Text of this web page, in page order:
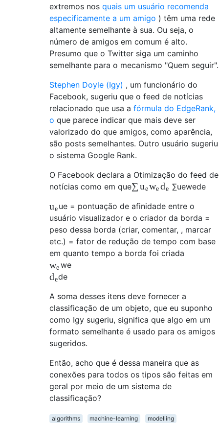
extremos nos quais um usuário recomenda
especificamente a um amigo ) têm uma rede
altamente semelhante à sua. Ou seja, o
número de amigos em comum é alto.
Presumo que o Twitter siga um caminho
semelhante para o mecanismo "Quem seguir".
Stephen Doyle (Igy) , um funcionário do
Facebook, sugeriu que o feed de notícias
relacionado que usa a fórmula do EdgeRank,
o que parece indicar que mais deve ser
valorizado do que amigos, como aparência,
são posts semelhantes. Outro usuário sugeriu
o sistema Google Rank.
O Facebook declara a Otimização do feed de
notícias como em que∑ uewe de ∑uewede
ue ue = pontuação de afinidade entre o
usuário visualizador e o criador da borda =
peso dessa borda (criar, comentar, , marcar
etc.) = fator de redução de tempo com base
em quanto tempo a borda foi criada
we we
dede
A soma desses itens deve fornecer a
classificação de um objeto, que eu suponho
como Igy sugeriu, significa que algo em um
formato semelhante é usado para os amigos
sugeridos.
Então, acho que é dessa maneira que as
conexões para todos os tipos são feitas em
geral por meio de um sistema de
classificação?
algorithms machine-learning
modelling